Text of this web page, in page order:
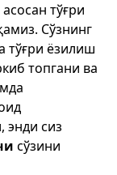
тўғри
Сўзнинг
тўғри ёзилиш
топгани ва
энди сиз
сўзини